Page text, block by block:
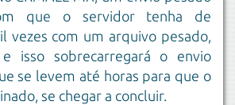
que o servidor tenha de
vezes com um arquivo pesado,
isso sobrecarregará o envio
se levem até horas para que o
se chegar a concluir.